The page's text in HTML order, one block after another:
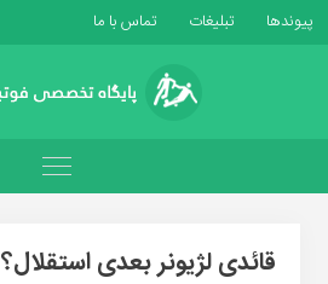
پیوندها تبلیغات تماس با ما
قائدی لژیونر بعدی استقلال؟